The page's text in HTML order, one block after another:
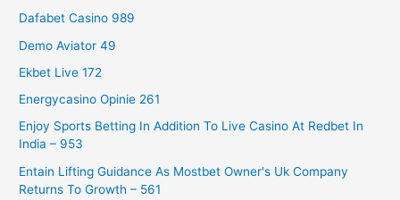
Dafabet Casino 989
Demo Aviator 49
Ekbet Live 172
Energycasino Opinie 261
Enjoy Sports Betting In Addition To Live Casino At Redbet In
India – 953
Entain Lifting Guidance As Mostbet Owner's Uk Company
Returns To Growth – 561